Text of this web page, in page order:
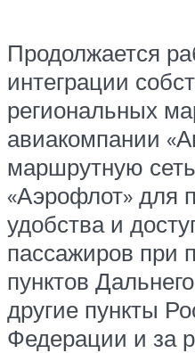
Продолжается
интеграции
региональных
авиакомпании
маршрутную
«Аэрофлот» для
удобства и
пассажиров при
пунктов
другие пункты
Федерации и за